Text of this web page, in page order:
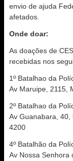
envio de ajuda
afetados.
Onde doar:
As doações de
recebidas nos
1º Batalhao da
Av Maruipe, 2115,
2º Batalhao da
Av Guanabara, 40,
4200
4º Batalhão da
Av Nossa Senhora